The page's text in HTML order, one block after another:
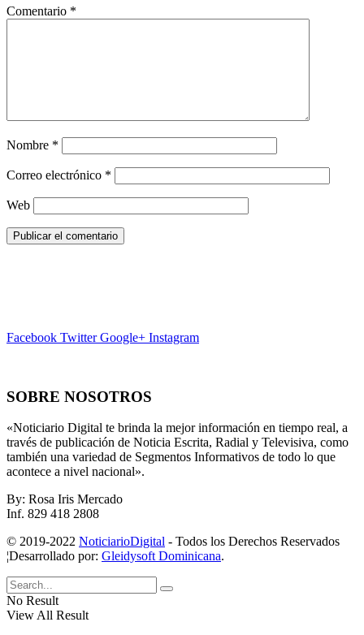
Comentario *
Nombre *
Correo electrónico *
Web
Facebook Twitter Google+ Instagram
SOBRE NOSOTROS
«Noticiario Digital te brinda la mejor información en tiempo real, a
través de publicación de Noticia Escrita, Radial y Televisiva, como
también una variedad de Segmentos Informativos de todo lo que
acontece a nivel nacional».
By: Rosa Iris Mercado
Inf. 829 418 2808
© 2019-2022 NoticiarioDigital - Todos los Derechos Reservados
¦Desarrollado por: Gleidysoft Dominicana.
No Result
View All Result